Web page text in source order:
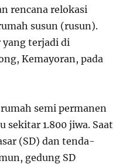
rencana relokasi
susun (rusun).
yang terjadi di
Kemayoran, pada
semi permanen
sekitar 1.800 jiwa. Saat
(SD) dan tenda-
gedung SD